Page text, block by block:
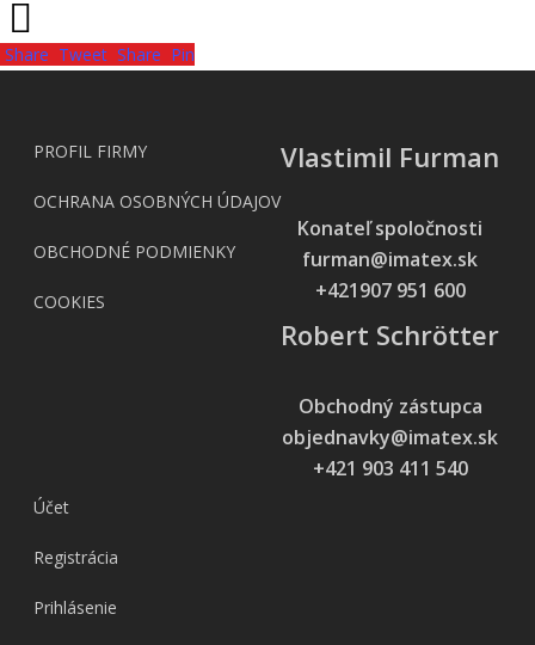
Share Tweet Share Pin
PROFIL FIRMY
OCHRANA OSOBNÝCH ÚDAJOV
OBCHODNÉ PODMIENKY
COOKIES
Vlastimil Furman
Konateľ spoločnosti
furman@imatex.sk
+421907 951 600
Robert Schrötter
Obchodný zástupca
objednavky@imatex.sk
+421 903 411 540
Účet
Registrácia
Prihlásenie